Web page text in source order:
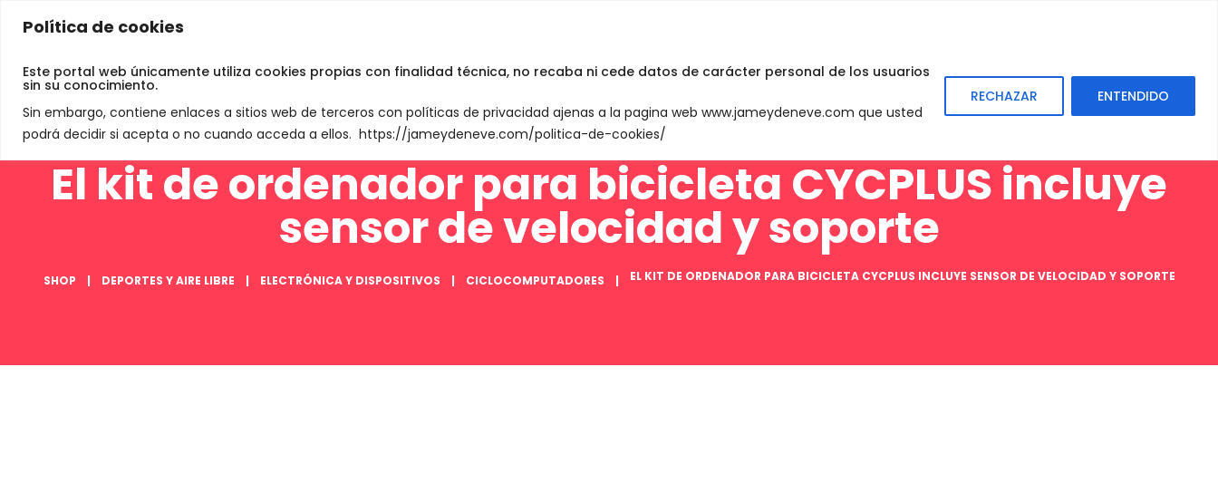
Política de cookies
Este portal web únicamente utiliza cookies propias con finalidad técnica, no recaba ni cede datos de carácter personal de los usuarios
sin su conocimiento.
Sin embargo, contiene enlaces a sitios web de terceros con políticas de privacidad ajenas a la pagina web www.jameydeneve.com que usted
podrá decidir si acepta o no cuando acceda a ellos. https://jameydeneve.com/politica-de-cookies/
RECHAZAR ENTENDIDO
El kit de ordenador para bicicleta CYCPLUS incluye
sensor de velocidad y soporte
SHOP DEPORTES Y AIRE LIBRE ELECTRÓNICA Y DISPOSITIVOS CICLOCOMPUTADORES EL KIT DE ORDENADOR PARA BICICLETA CYCPLUS INCLUYE SENSOR DE VELOCIDAD Y SOPORTE